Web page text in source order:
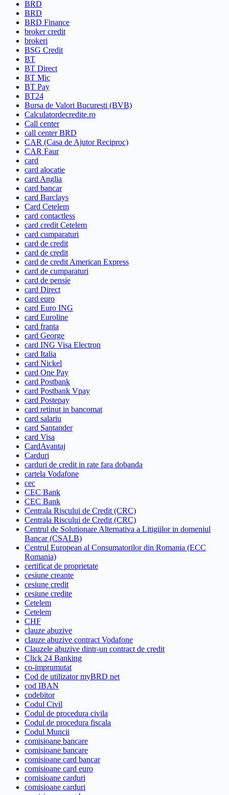
BRD
BRD
BRD Finance
broker credit
brokeri
BSG Credit
BT
BT Direct
BT Mic
BT Pay
BT24
Bursa de Valori Bucuresti (BVB)
Calculatordecredite.ro
Call center
call center BRD
CAR (Casa de Ajutor Reciproc)
CAR Faur
card
card alocatie
card Anglia
card bancar
card Barclays
Card Cetelem
card contactless
card credit Cetelem
card cumparaturi
card de credit
card de credit
card de credit American Express
card de cumparaturi
card de pensie
card Direct
card euro
card Euro ING
card Euroline
card franta
card George
card ING Visa Electron
card Italia
card Nickel
card One Pay
card Postbank
card Postbank Vpay
card Postepay
card retinut in bancomat
card salariu
card Santander
card Visa
CardAvantaj
Carduri
carduri de credit in rate fara dobanda
cartela Vodafone
cec
CEC Bank
CEC Bank
Centrala Riscului de Credit (CRC)
Centrala Riscului de Credit (CRC)
Centrul de Solutionare Alternativa a Litigiilor in domeniul
Bancar (CSALB)
Centrul European al Consumatorilor din Romania (ECC
Romania)
certificat de proprietate
cesiune creante
cesiune credit
cesiune credite
Cetelem
Cetelem
CHF
clauze abuzive
clauze abuzive contract Vodafone
Clauzele abuzive dintr-un contract de credit
Click 24 Banking
co-imprumutat
Cod de utilizator myBRD net
cod IBAN
codebitor
Codul Civil
Codul de procedura civila
Codul de procedura fiscala
Codul Muncii
comisioane bancare
comisioane bancare
comisioane card bancar
comisioane card euro
comisioane carduri
comisioane carduri